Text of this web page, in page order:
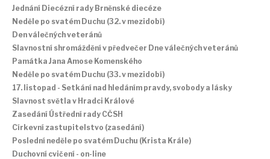
Jednání Diecézní rady Brněnské diecéze
Neděle po svatém Duchu (32. v mezidobí)
Den válečných veteránů
Slavnostní shromáždění v předvečer Dne válečných veteránů
Památka Jana Amose Komenského
Neděle po svatém Duchu (33. v mezidobí)
17. listopad - Setkání nad hledáním pravdy, svobody a lásky
Slavnost světla v Hradci Králové
Zasedání Ústřední rady CČSH
Církevní zastupitelstvo (zasedání)
Poslední neděle po svatém Duchu (Krista Krále)
Duchovní cvičení - on-line